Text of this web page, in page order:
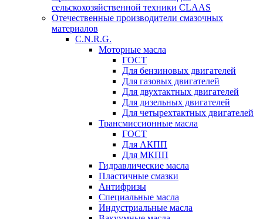
сельскохозяйственной техники CLAAS
Отечественные производители смазочных
материалов
C.N.R.G.
Моторные масла
ГОСТ
Для бензиновых двигателей
Для газовых двигателей
Для двухтактных двигателей
Для дизельных двигателей
Для четырехтактных двигателей
Трансмиссионные масла
ГОСТ
Для АКПП
Для МКПП
Гидравлические масла
Пластичные смазки
Антифризы
Специальные масла
Индустриальные масла